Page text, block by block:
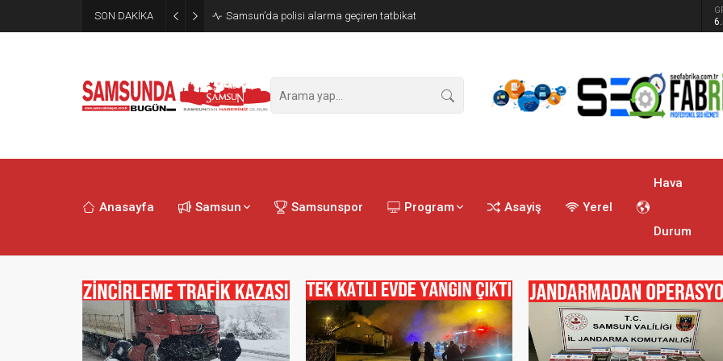
SON DAKİKA Samsun’da polisi alarma geçiren tatbikat
Anasayfa Samsun Samsunspor Program Asayiş Yerel
Hava
Durum